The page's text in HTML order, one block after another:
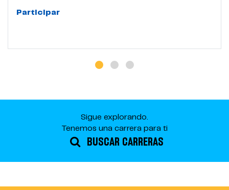
Participar
Sigue explorando.
Tenemos una carrera para ti
BUSCAR CARRERAS